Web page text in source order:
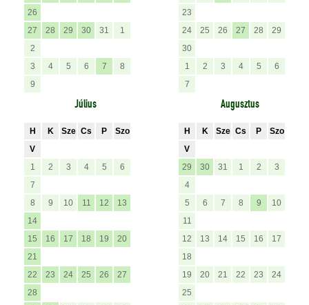
26
27
28 29 30 31
1
2
3
4 5 6 7
8
9
23
24
25 26 27 28
29
30
1
2 3 4 5
6
7
Július
H K Sze Cs P
Szo
V
1
2 3 4 5
6
7
8
9 10 11 12
13
14
15
16 17 18 19
20
21
22
23 24 25 26
27
28
Augusztus
H K Sze Cs P
Szo
V
29
30 31 1 2
3
4
5
6 7 8 9
10
11
12
13 14 15 16
17
18
19
20 21 22 23
24
25